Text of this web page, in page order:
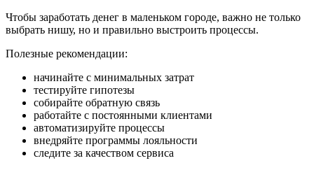
Чтобы заработать денег в маленьком городе, важно не только
выбрать нишу, но и правильно выстроить процессы.
Полезные рекомендации:
начинайте с минимальных затрат
тестируйте гипотезы
собирайте обратную связь
работайте с постоянными клиентами
автоматизируйте процессы
внедряйте программы лояльности
следите за качеством сервиса